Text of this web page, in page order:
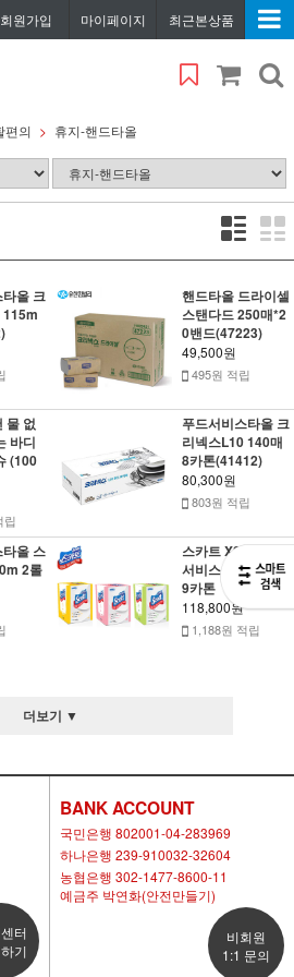
회원가입 마이페이지 최근본상품
편의 휴지-핸드타올
올 크
115m
핸드타올 드라이셀
스탠다드 250매*2
0밴드(47223)
49,500원
495원 적립
물 없
바디
(100
립
푸드서비스타올 크
리넥스L10 140매
8카톤(41412)
80,300원
803원 적립
올 스
2롤
스카트 X80 푸드
서비스 타올 50매*
9카톤
118,800원
1,188원 적립
더보기 ▼
터
기
BANK ACCOUNT
국민은행 802001-04-283969
하나은행 239-910032-32604
농협은행 302-1477-8600-11
예금주 박연화(안전만들기)
비회원
1:1 문의